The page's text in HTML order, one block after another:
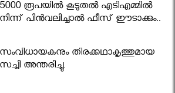
5000 രൂപയിൽ കൂടുതൽ എടിഎമ്മിൽ
നിന്ന് പിൻവലിച്ചാൽ ഫീസ് ഈടാക്കും..
സംവിധായകനും തിരക്കഥാകൃത്തുമായ
സച്ചി അന്തരിച്ചു.